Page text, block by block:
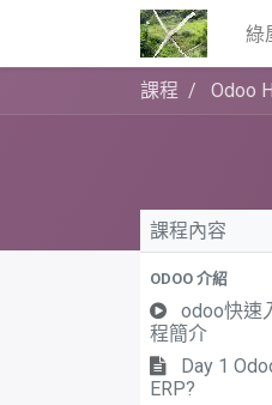
綠
課程 Odoo
課程內容
ODOO 介紹
odoo快速
程簡介
Day 1
ERP?